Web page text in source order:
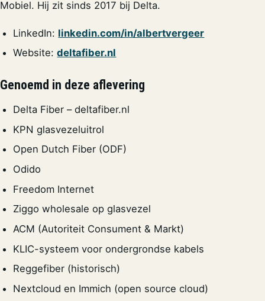
Mobiel. Hij zit sinds 2017 bij Delta.
LinkedIn: linkedin.com/in/albertvergeer
Website:deltafiber.nl
Genoemd in deze aflevering
Delta Fiber – deltafiber.nl
KPN glasvezeluitrol
Open Dutch Fiber (ODF)
Odido
Freedom Internet
Ziggo wholesale op glasvezel
ACM (Autoriteit Consument & Markt)
KLIC-systeem voor ondergrondse kabels
Reggefiber (historisch)
Nextcloud en Immich (open source cloud)